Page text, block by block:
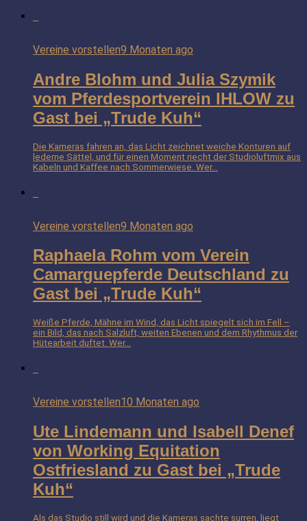
Vereine vorstellen9 Monaten ago
Andre Blohm und Julia Szymik
vom Pferdesportverein IHLOW zu
Gast bei „Trude Kuh“
Die Kameras fahren an, das Licht zeichnet weiche Konturen auf
lederne Sättel, und für einen Moment riecht der Studioluftmix aus
Kabeln und Kaffee nach Sommerwiese. Wer...
Vereine vorstellen9 Monaten ago
Raphaela Rohm vom Verein
Camarguepferde Deutschland zu
Gast bei „Trude Kuh“
Weiße Pferde, Mähne im Wind, das Licht spiegelt sich im Fell –
ein Bild, das nach Salzluft, weiten Ebenen und dem Rhythmus der
Hütearbeit duftet. Wer...
Vereine vorstellen10 Monaten ago
Ute Lindemann und Isabell Denef
von Working Equitation
Ostfriesland zu Gast bei „Trude
Kuh“
Als das Studio still wird und die Kameras sachte surren, liegt